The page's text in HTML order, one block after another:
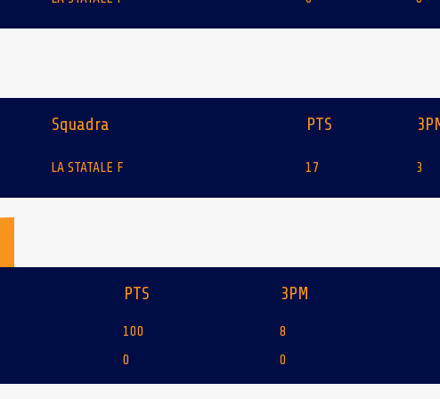
Squadra PTS
LA STATALE F 17 3
PTS 3PM
100 8
0 0